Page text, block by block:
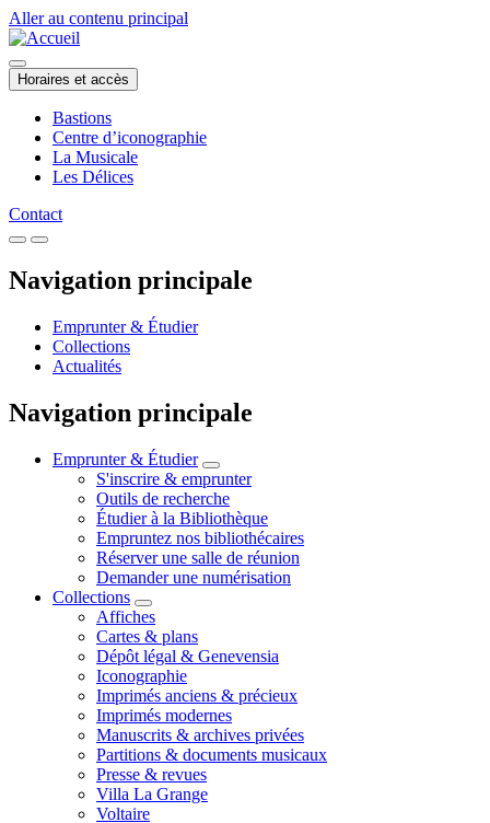
Aller au contenu principal
Horaires et accès
Bastions
Centre d’iconographie
La Musicale
Les Délices
Contact
Navigation principale
Emprunter & Étudier
Collections
Actualités
Navigation principale
Emprunter & Étudier
S'inscrire & emprunter
Outils de recherche
Étudier à la Bibliothèque
Empruntez nos bibliothécaires
Réserver une salle de réunion
Demander une numérisation
Collections
Affiches
Cartes & plans
Dépôt légal & Genevensia
Iconographie
Imprimés anciens & précieux
Imprimés modernes
Manuscrits & archives privées
Partitions & documents musicaux
Presse & revues
Villa La Grange
Voltaire